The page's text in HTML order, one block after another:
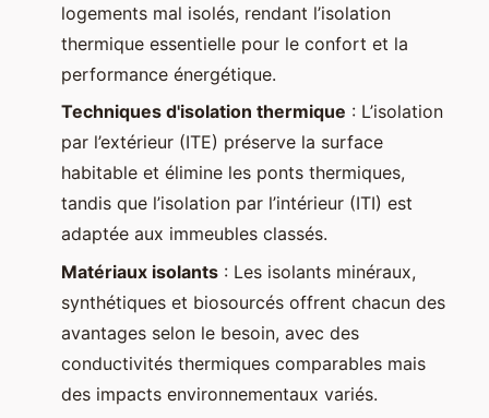
logements mal isolés, rendant l’isolation
thermique essentielle pour le confort et la
performance énergétique.
Techniques d'isolation thermique : L’isolation
par l’extérieur (ITE) préserve la surface
habitable et élimine les ponts thermiques,
tandis que l’isolation par l’intérieur (ITI) est
adaptée aux immeubles classés.
Matériaux isolants : Les isolants minéraux,
synthétiques et biosourcés offrent chacun des
avantages selon le besoin, avec des
conductivités thermiques comparables mais
des impacts environnementaux variés.